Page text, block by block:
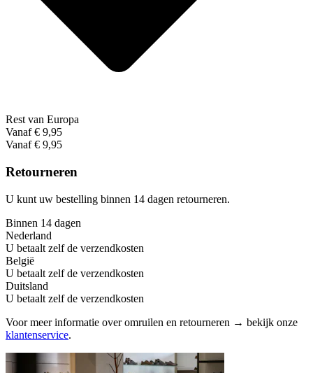
Rest van Europa
Vanaf € 9,95
Vanaf € 9,95
Retourneren
U kunt uw bestelling binnen 14 dagen retourneren.
Binnen 14 dagen
Nederland
U betaalt zelf de verzendkosten
België
U betaalt zelf de verzendkosten
Duitsland
U betaalt zelf de verzendkosten
Voor meer informatie over omruilen en retourneren → bekijk onze
klantenservice.